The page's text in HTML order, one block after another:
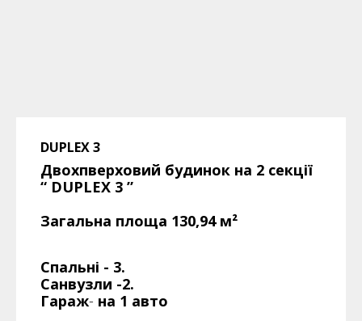
DUPLEX 3
Двохпверховий будинок на 2 секції
“ DUPLEX 3 ”
Загальна площа 130,94 м²
Спальні - 3.
Санвузли -2.
Гараж- на 1 авто